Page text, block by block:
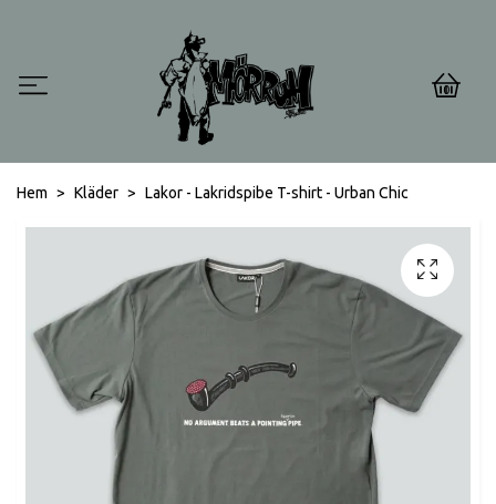
0
Hem Kläder Lakor - Lakridspibe T-shirt - Urban Chic